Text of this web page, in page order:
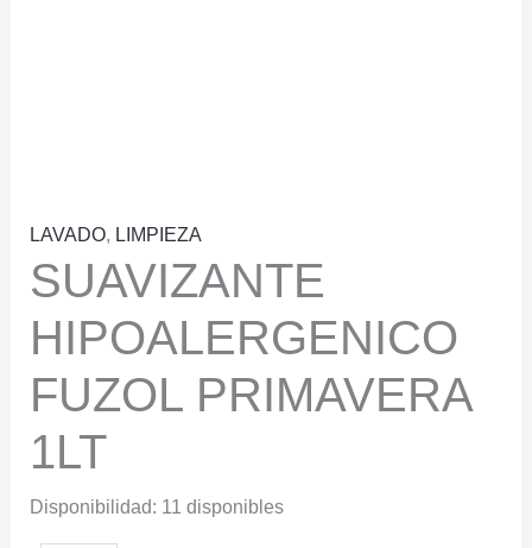
LAVADO, LIMPIEZA
SUAVIZANTE
HIPOALERGENICO
FUZOL PRIMAVERA
1LT
Disponibilidad: 11 disponibles